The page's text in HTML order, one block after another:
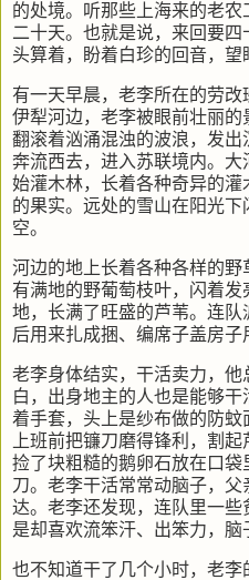
的处境。听那些上海来的老
二十天。也就是说，来回要
头算着，盼着白珍的回音，望
有一天早晨，老李所在的劳改
伊犁河边，老李被眼前壮丽
翻滚着汹涌混浊的波浪，发
奔流西去，进入苏联境内。
始灌木林，长着各种奇异的
的果实。远处的雪山在阳光
空。
河边的地上长着各种各样的
有满地的野葡萄枝叶，闪着
地，长满了旺盛的芦苇。连
后用来扎成捆、编席子盖房子
老李身体结实，干活卖力，
白，出身地主的人也是能够
着手套，头上是纱布做的防
上班前把镰刀磨得锋利，割
捡了块粗糙的鹅卵石放在口
刀。老李干活常常动脑子，
达。老李还发现，连队里一
是却喜欢流笨汗、出笨力，脑
也不知道干了几个小时，老李